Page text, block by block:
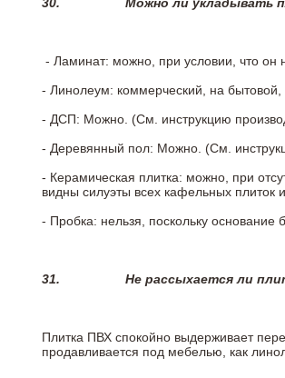
30. Можно ли укладывать
- Ламинат: можно, при условии, что он
- Линолеум: коммерческий, на
- ДСП: Можно. (См. инструкцию
- Деревянный пол: Можно. (См.
- Керамическая плитка: можно, при
видны силуэты всех кафельных плиток
- Пробка: нельзя, поскольку основание
31. Не рассыхается ли
Плитка ПВХ спокойно выдерживает
продавливается под мебелью, как